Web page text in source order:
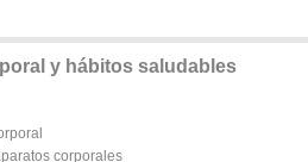
y hábitos saludables
corporales